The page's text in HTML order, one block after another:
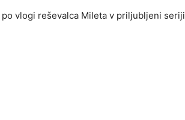
vlogi reševalca Mileta v priljubljeni seriji